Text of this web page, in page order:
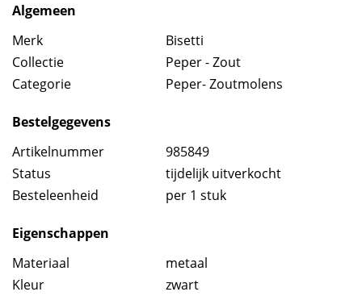
Algemeen
Merk
Bisetti
Collectie
Peper - Zout
Categorie
Peper- Zoutmolens
Bestelgegevens
Artikelnummer
985849
Status
tijdelijk uitverkocht
Besteleenheid
per 1 stuk
Eigenschappen
Materiaal
metaal
Kleur
zwart